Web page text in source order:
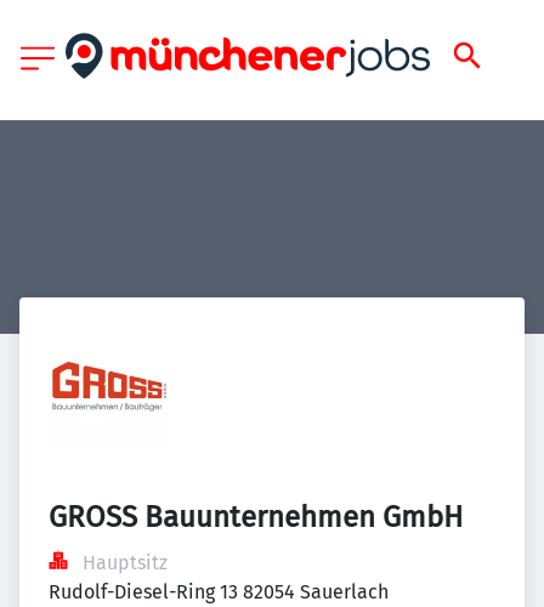
GROSS Bauunternehmen GmbH
Hauptsitz
Rudolf-Diesel-Ring 13 82054 Sauerlach